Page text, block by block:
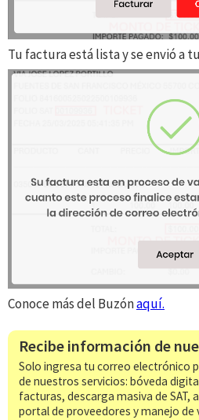
Tu factura está lista y se envió a
Conoce más del Buzónaquí.
Recibe información de
Solo ingresa tu correo electrónico
de nuestros servicios: bóveda
facturas, descarga masiva de SAT,
portal de proveedores y manejo de